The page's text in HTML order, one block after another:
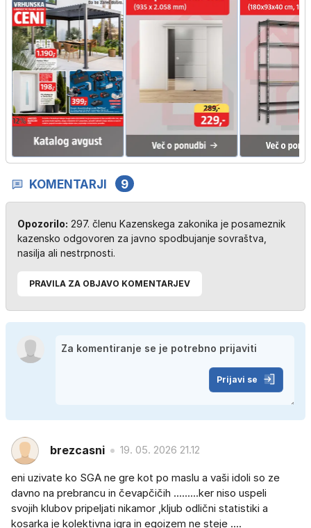
KOMENTARJI 9
Opozorilo: 297. členu Kazenskega zakonika je posameznik
kazensko odgovoren za javno spodbujanje sovraštva,
nasilja ali nestrpnosti.
PRAVILA ZA OBJAVO KOMENTARJEV
Prijavi se
brezcasni 19. 05. 2026 21.12
eni uzivate ko SGA ne gre kot po maslu a vaši idoli so ze
davno na prebrancu in čevapčičih .........ker niso uspeli
svojih klubov pripeljati nikamor ,kljub odlični statistiki a
kosarka je kolektivna igra in egoizem ne steje ....